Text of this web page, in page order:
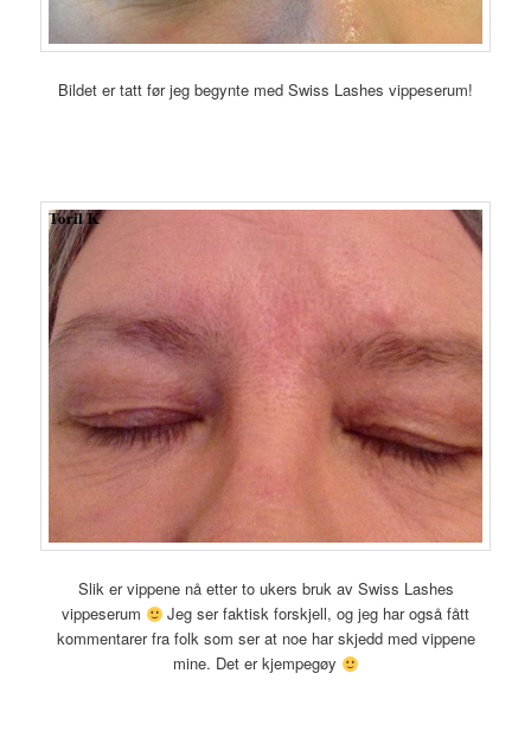
Bildet er tatt før jeg begynte med Swiss Lashes vippeserum!
Slik er vippene nå etter to ukers bruk av Swiss Lashes
vippeserum
Jeg ser faktisk forskjell, og jeg har også fått
kommentarer fra folk som ser at noe har skjedd med vippene
mine. Det er kjempegøy